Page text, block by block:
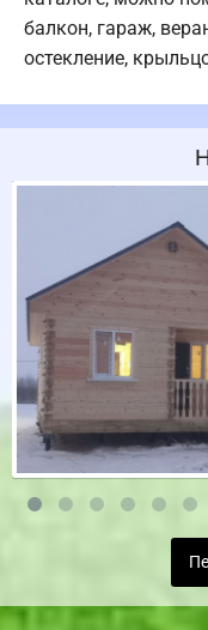
балкон, гараж,
остекление,